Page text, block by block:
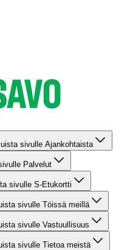
sivulle Ajankohtaista
Palvelut
sivulle S-Etukortti
sivulle Töissä meillä
sivulle Vastuullisuus
sivulle Tietoa meistä